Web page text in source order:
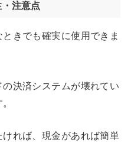
注意点
きでも確実に使用できま
決済システムが壊れてい
れば、現金があれば簡単